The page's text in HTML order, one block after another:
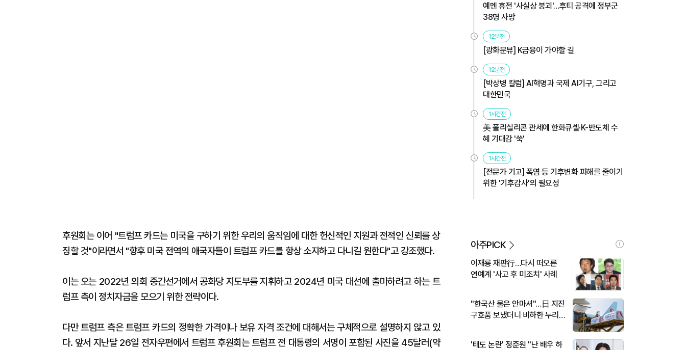
후원회는 이어 "트럼프 카드는 미국을 구하기 위한 우리의 움직임에 대한 헌신적인 지원과 전적인 신뢰를 상
징할 것"이라면서 "향후 미국 전역의 애국자들이 트럼프 카드를 항상 소지하고 다니길 원한다"고 강조했다.
이는 오는 2022년 의회 중간선거에서 공화당 지도부를 지휘하고 2024년 미국 대선에 출마하려고 하는 트
럼프 측이 정치자금을 모으기 위한 전략이다.
다만 트럼프 측은 트럼프 카드의 정확한 가격이나 보유 자격 조건에 대해서는 구체적으로 설명하지 않고 있
다. 앞서 지난달 26일 전자우편에서 트럼프 후원회는 트럼프 전 대통령의 서명이 포함된 사진을 45달러(약
예멘 휴전 '사실상 붕괴'…후티 공격에 정부군
38명 사망
12분전
[광화문뷰] K금융이 가야할 길
12분전
[박상병 칼럼] AI혁명과 국제 AI기구, 그리고
대한민국
1시간전
美 폴리실리콘 관세에 한화큐셀·K-반도체 수
혜 기대감 '쑥'
1시간전
[전문가 기고] 폭염 등 기후변화 피해를 줄이기
위한 '기후감사'의 필요성
아주PICK
이재룡 재판行…다시 떠오른
연예계 '사고 후 미조치' 사례
"한국산 물은 안마셔"…日 지진
구호품 보냈더니 비하한 누리
'태도 논란' 정준원 "난 배우 하